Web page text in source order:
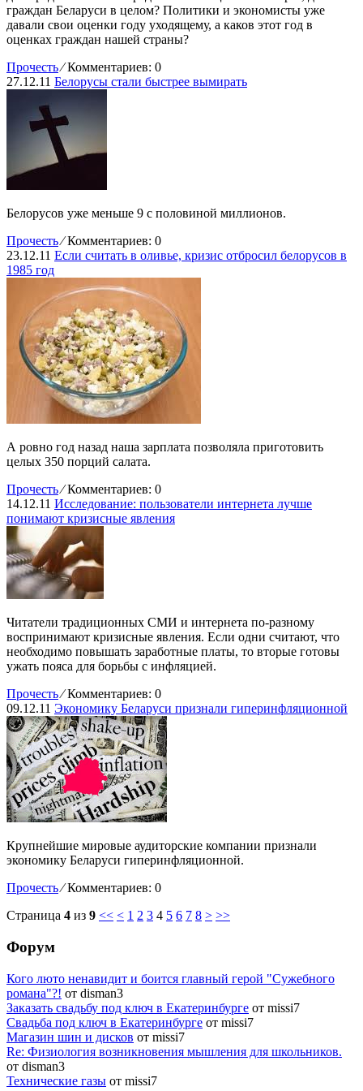
граждан Беларуси в целом? Политики и экономисты уже
давали свои оценки году уходящему, а каков этот год в
оценках граждан нашей страны?
Прочесть ⁄Комментариев: 0
27.12.11 Белорусы стали быстрее вымирать
Белорусов уже меньше 9 с половиной миллионов.
Прочесть ⁄Комментариев: 0
23.12.11 Если считать в оливье, кризис отбросил белорусов в
1985 год
А ровно год назад наша зарплата позволяла приготовить
целых 350 порций салата.
Прочесть ⁄Комментариев: 0
14.12.11 Исследование: пользователи интернета лучше
понимают кризисные явления
Читатели традиционных СМИ и интернета по-разному
воспринимают кризисные явления. Если одни считают, что
необходимо повышать заработные платы, то вторые готовы
ужать пояса для борьбы с инфляцией.
Прочесть ⁄Комментариев: 0
09.12.11 Экономику Беларуси признали гиперинфляционной
Крупнейшие мировые аудиторские компании признали
экономику Беларуси гиперинфляционной.
Прочесть ⁄Комментариев: 0
Страница 4 из 9 << < 1 2 3 4 5 6 7 8 > >>
Форум
Кого люто ненавидит и боится главный герой "Сужебного
романа"?! от disman3
Заказать свадьбу под ключ в Екатеринбурге от missi7
Cвадьба под ключ в Екатеринбурге от missi7
Магазин шин и дисков от missi7
Re: Физиология возникновения мышления для школьников.
от disman3
Технические газы от missi7